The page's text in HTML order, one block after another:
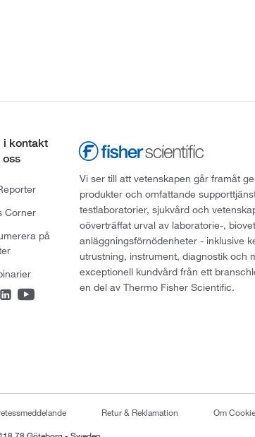
i kontakt
oss
Corner
på
Vi ser till att vetenskapen går framåt
produkter och omfattande
testlaboratorier, sjukvård och
oöverträffat urval av laboratorie-,
anläggningsförnödenheter - inklusive
utrustning, instrument, diagnostik och
exceptionell kundvård från ett
en del av Thermo Fisher Scientific.
Retur & Reklamation Om